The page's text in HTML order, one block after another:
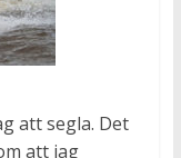
att segla. Det
att jag